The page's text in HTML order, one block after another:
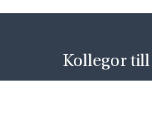
Kollegor till